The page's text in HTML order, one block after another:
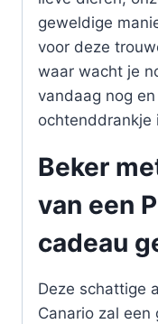
geweldige
voor deze
waar wacht je
vandaag nog
ochtenddrankje
Beker
van een
cadeau
Deze schattige
Canario zal